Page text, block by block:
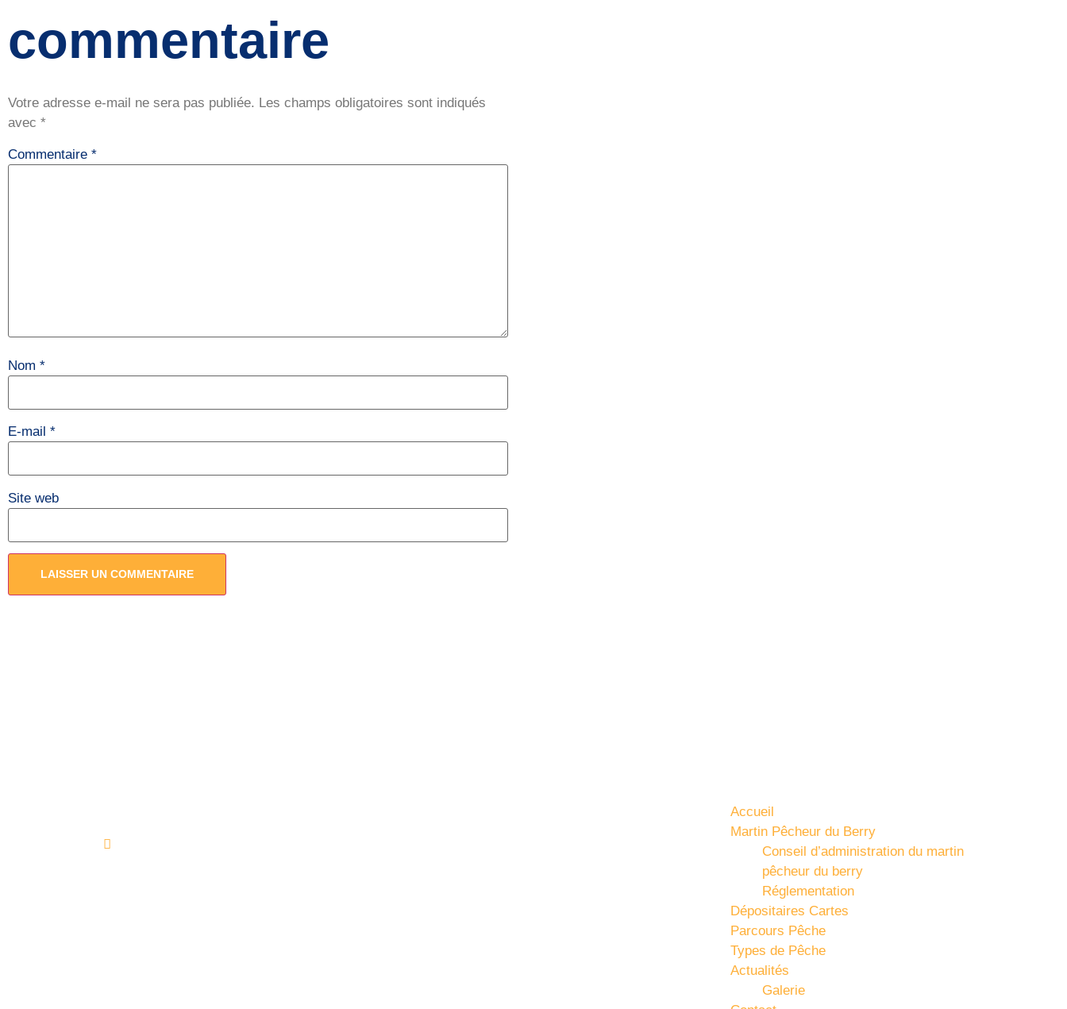
commentaire
Votre adresse e-mail ne sera pas publiée. Les champs obligatoires sont indiqués
avec *
Commentaire *
Nom *
E-mail *
Site web
Accueil
Martin Pêcheur du Berry
Conseil d’administration du martin
pêcheur du berry
Réglementation
Dépositaires Cartes
Parcours Pêche
Types de Pêche
Actualités
Galerie